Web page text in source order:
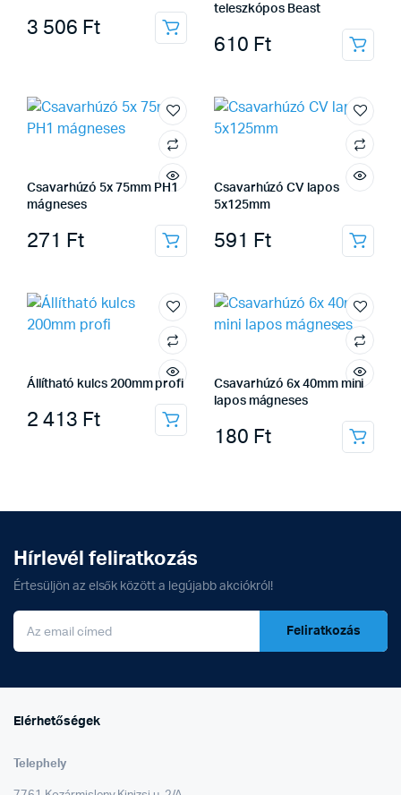
3 506 Ft
teleszkópos Beast
610 Ft
Csavarhúzó 5x 75mm PH1
mágneses
271 Ft
Csavarhúzó CV lapos
5x125mm
591 Ft
Állítható kulcs 200mm profi
2 413 Ft
Csavarhúzó 6x 40mm mini
lapos mágneses
180 Ft
Hírlevél feliratkozás
Értesüljön az elsők között a legújabb akciókról!
Feliratkozás
Elérhetőségek
Telephely